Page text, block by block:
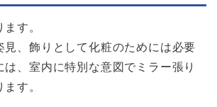
す。
見、飾りとして化粧のためには必要
は、室内に特別な意図でミラー張り
す。